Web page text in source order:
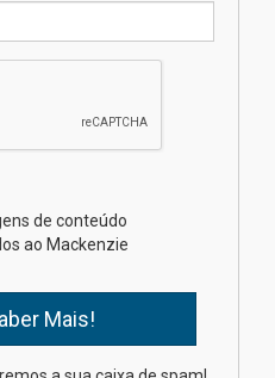
de Aprendizagem
reúne
do Prêmio Jabuti com
ética e arquitetura
de conteúdo
ao Mackenzie